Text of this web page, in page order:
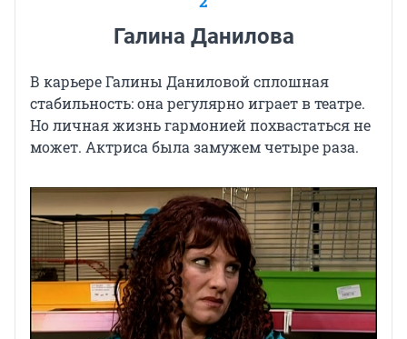
Галина Данилова
В карьере Галины Даниловой сплошная
стабильность: она регулярно играет в театре.
Но личная жизнь гармонией похвастаться не
может. Актриса была замужем четыре раза.